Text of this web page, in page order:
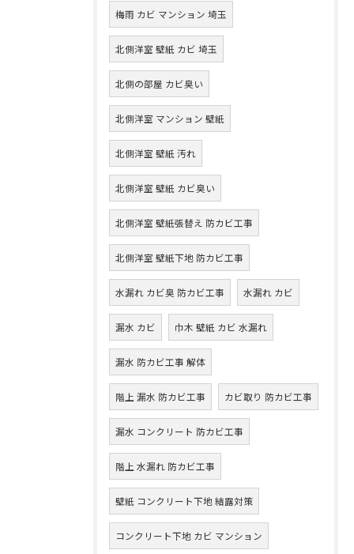
梅雨 カビ マンション 埼玉
北側洋室 壁紙 カビ 埼玉
北側の部屋 カビ臭い
北側洋室 マンション 壁紙
北側洋室 壁紙 汚れ
北側洋室 壁紙 カビ臭い
北側洋室 壁紙張替え 防カビ工事
北側洋室 壁紙下地 防カビ工事
水漏れ カビ臭 防カビ工事 水漏れ カビ
漏水 カビ 巾木 壁紙 カビ 水漏れ
漏水 防カビ工事 解体
階上 漏水 防カビ工事 カビ取り 防カビ工事
漏水 コンクリート 防カビ工事
階上 水漏れ 防カビ工事
壁紙 コンクリート下地 結露対策
コンクリート下地 カビ マンション